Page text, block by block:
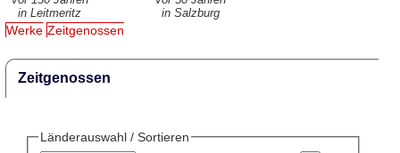
in Leitmeritz
in Salzburg
Werke Zeitgenossen
Zeitgenossen
Länderauswahl / Sortieren